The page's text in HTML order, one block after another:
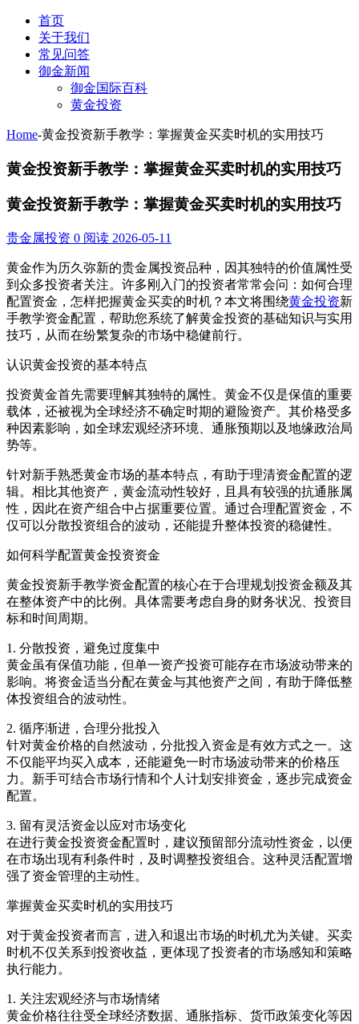
首页
关于我们
常见问答
御金新闻
御金国际百科
黄金投资
Home-黄金投资新手教学：掌握黄金买卖时机的实用技巧
黄金投资新手教学：掌握黄金买卖时机的实用技巧
黄金投资新手教学：掌握黄金买卖时机的实用技巧
贵金属投资 0 阅读 2026-05-11
黄金作为历久弥新的贵金属投资品种，因其独特的价值属性受
到众多投资者关注。许多刚入门的投资者常常会问：如何合理
配置资金，怎样把握黄金买卖的时机？本文将围绕黄金投资新
手教学资金配置，帮助您系统了解黄金投资的基础知识与实用
技巧，从而在纷繁复杂的市场中稳健前行。
认识黄金投资的基本特点
投资黄金首先需要理解其独特的属性。黄金不仅是保值的重要
载体，还被视为全球经济不确定时期的避险资产。其价格受多
种因素影响，如全球宏观经济环境、通胀预期以及地缘政治局
势等。
针对新手熟悉黄金市场的基本特点，有助于理清资金配置的逻
辑。相比其他资产，黄金流动性较好，且具有较强的抗通胀属
性，因此在资产组合中占据重要位置。通过合理配置资金，不
仅可以分散投资组合的波动，还能提升整体投资的稳健性。
如何科学配置黄金投资资金
黄金投资新手教学资金配置的核心在于合理规划投资金额及其
在整体资产中的比例。具体需要考虑自身的财务状况、投资目
标和时间周期。
1. 分散投资，避免过度集中
黄金虽有保值功能，但单一资产投资可能存在市场波动带来的
影响。将资金适当分配在黄金与其他资产之间，有助于降低整
体投资组合的波动性。
2. 循序渐进，合理分批投入
针对黄金价格的自然波动，分批投入资金是有效方式之一。这
不仅能平均买入成本，还能避免一时市场波动带来的价格压
力。新手可结合市场行情和个人计划安排资金，逐步完成资金
配置。
3. 留有灵活资金以应对市场变化
在进行黄金投资资金配置时，建议预留部分流动性资金，以便
在市场出现有利条件时，及时调整投资组合。这种灵活配置增
强了资金管理的主动性。
掌握黄金买卖时机的实用技巧
对于黄金投资者而言，进入和退出市场的时机尤为关键。买卖
时机不仅关系到投资收益，更体现了投资者的市场感知和策略
执行能力。
1. 关注宏观经济与市场情绪
黄金价格往往受全球经济数据、通胀指标、货币政策变化等因